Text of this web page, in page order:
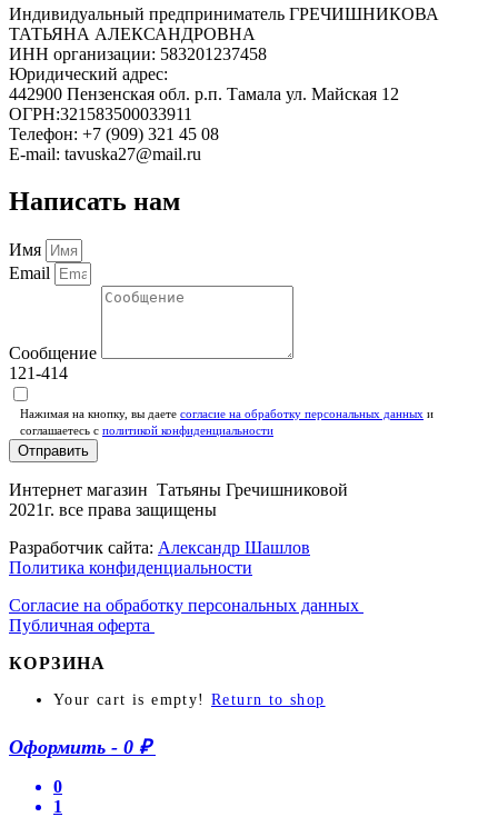
Индивидуальный предприниматель ГРЕЧИШНИКОВА
ТАТЬЯНА АЛЕКСАНДРОВНА
ИНН организации: 583201237458
Юридический адрес:
442900 Пензенская обл. р.п. Тамала ул. Майская 12
ОГРН:321583500033911
Телефон: +7 (909) 321 45 08
E-mail: tavuska27@mail.ru
Написать нам
Имя
Email
Сообщение
121-414
Нажимая на кнопку, вы даете согласие на обработку персональных данных и
соглашаетесь c политикой конфиденциальности
Отправить
Интернет магазин Татьяны Гречишниковой
2021г. все права защищены
Разработчик сайта: Александр Шашлов
Политика конфиденциальности
Согласие на обработку персональных данных
Публичная оферта
КОРЗИНА
Your cart is empty! Return to shop
Оформить - 0 ₽
0
1